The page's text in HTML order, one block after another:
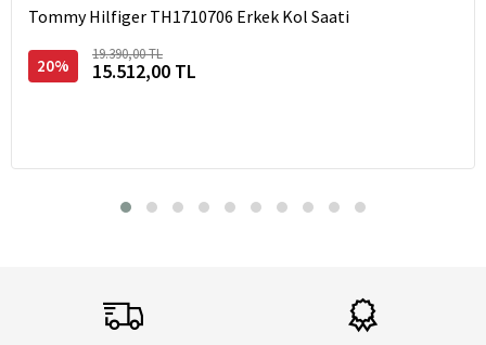
Tommy Hilfiger TH1710706 Erkek Kol Saati
20%
19.390,00 TL
15.512,00 TL